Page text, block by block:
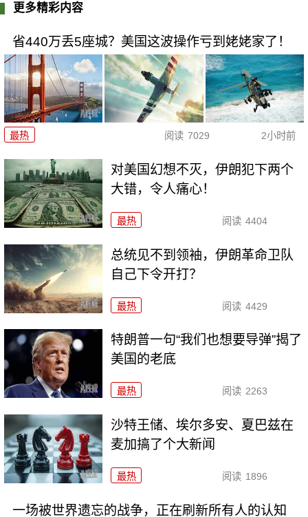
更多精彩内容
省440万丢5座城？美国这波操作亏到姥姥家了！
最热 阅读 7029 2小时前
对美国幻想不灭，伊朗犯下两个
大错，令人痛心！
最热 阅读 4404
总统见不到领袖，伊朗革命卫队
自己下令开打？
最热 阅读 4429
特朗普一句“我们也想要导弹”揭了
美国的老底
最热 阅读 2263
沙特王储、埃尔多安、夏巴兹在
麦加搞了个大新闻
最热 阅读 1896
一场被世界遗忘的战争，正在刷新所有人的认知